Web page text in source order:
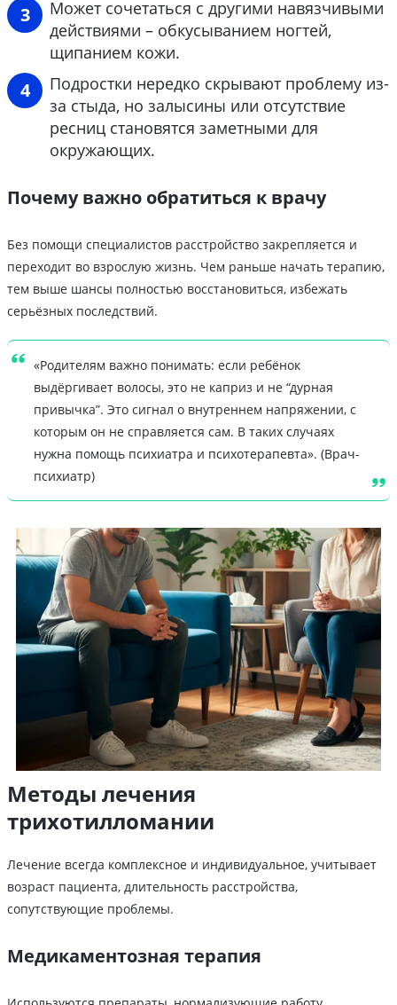
Может сочетаться с другими навязчивыми
действиями – обкусыванием ногтей,
щипанием кожи.
Подростки нередко скрывают проблему из-
за стыда, но залысины или отсутствие
ресниц становятся заметными для
окружающих.
Почему важно обратиться к врачу
Без помощи специалистов расстройство закрепляется и
переходит во взрослую жизнь. Чем раньше начать терапию,
тем выше шансы полностью восстановиться, избежать
серьёзных последствий.
«Родителям важно понимать: если ребёнок
выдёргивает волосы, это не каприз и не “дурная
привычка”. Это сигнал о внутреннем напряжении, с
которым он не справляется сам. В таких случаях
нужна помощь психиатра и психотерапевта». (Врач-
психиатр)
Методы лечения
трихотилломании
Лечение всегда комплексное и индивидуальное, учитывает
возраст пациента, длительность расстройства,
сопутствующие проблемы.
Медикаментозная терапия